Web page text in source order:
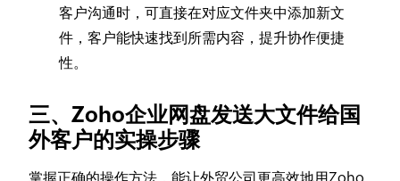
客户沟通时，可直接在对应文件夹中添加新文
件，客户能快速找到所需内容，提升协作便捷
性。
三、Zoho企业网盘发送大文件给国
外客户的实操步骤